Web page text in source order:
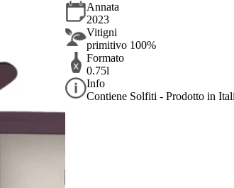
Annata
2023
Vitigni
primitivo 100%
Formato
0.75l
Info
Contiene Solfiti - Prodotto in